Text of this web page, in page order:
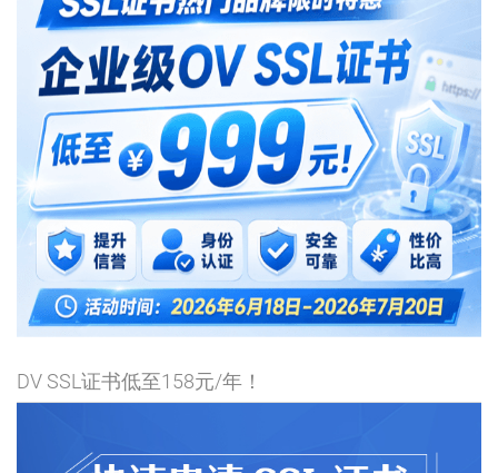
DV SSL证书低至158元/年！